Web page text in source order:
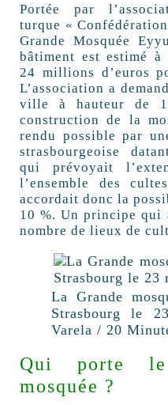
Portée par
turque «
Grande Mosquée
bâtiment est estimé
24 millions d’euros
L’association a
ville à hauteur de
construction de la
rendu possible par
strasbourgeoise
qui prévoyait
l’ensemble des
accordait donc la
10 %. Un principe qui
nombre de lieux de
La Grande
Strasbourg le
Varela / 20
Qui porte
mosquée ?